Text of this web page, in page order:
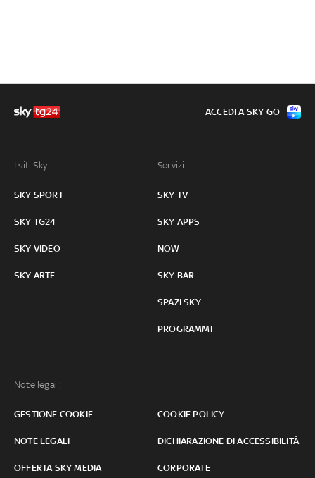
I siti Sky:
SKY SPORT
SKY TG24
SKY VIDEO
SKY ARTE
Servizi:
SKY TV
SKY APPS
NOW
SKY BAR
SPAZI SKY
PROGRAMMI
Note legali:
GESTIONE COOKIE COOKIE POLICY
NOTE LEGALI DICHIARAZIONE DI ACCESSIBILITÀ
OFFERTA SKY MEDIA CORPORATE
ACCEDI A SKY GO